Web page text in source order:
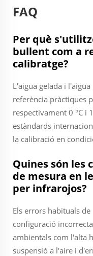
FAQ
Per què
bullent com a
calibratge?
L'aigua gelada i
referència pràctiques
respectivament 0 °C i
estàndards
la calibració en
Quines són les
de mesura en
per infrarojos?
Els errors habituals
configuració
ambientals com l'alta
suspensió a l'aire i